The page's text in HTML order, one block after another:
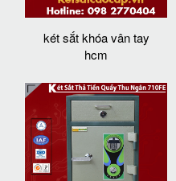
két sắt khóa vân tay
hcm